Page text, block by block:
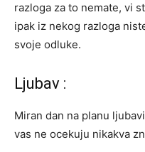
razloga za to nemate, vi
ipak iz nekog razloga
svoje odluke.
Ljubav :
Miran dan na planu
vas ne ocekuju nikakva